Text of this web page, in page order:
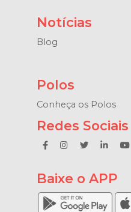
Notícias
Blog
Polos
Conheça os Polos
Redes Sociais
Baixe o APP